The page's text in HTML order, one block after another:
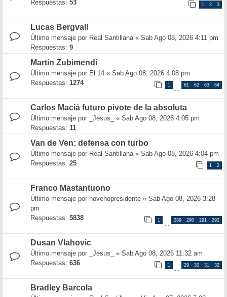
Respuestas: 53 1 2 3
Lucas Bergvall
Último mensaje por Real Santillana« Sab Ago 08, 2026 4:11 pm
Respuestas: 9
Martin Zubimendi
Último mensaje por El 14 « Sab Ago 08, 2026 4:08 pm
Respuestas: 1274 1
…
61 62 63 64
Carlos Maciá futuro pivote de la absoluta
Último mensaje por _Jesus_ « Sab Ago 08, 2026 4:05 pm
Respuestas: 11
Van de Ven: defensa con turbo
Último mensaje por Real Santillana« Sab Ago 08, 2026 4:04 pm
Respuestas: 25 1 2
Franco Mastantuono
Último mensaje por novenopresidente « Sab Ago 08, 2026 3:28
pm
Respuestas: 5838 1
…
289 290 291 292
Dusan Vlahovic
Último mensaje por _Jesus_ « Sab Ago 08, 2026 11:32 am
Respuestas: 636 1
…
29 30 31 32
Bradley Barcola